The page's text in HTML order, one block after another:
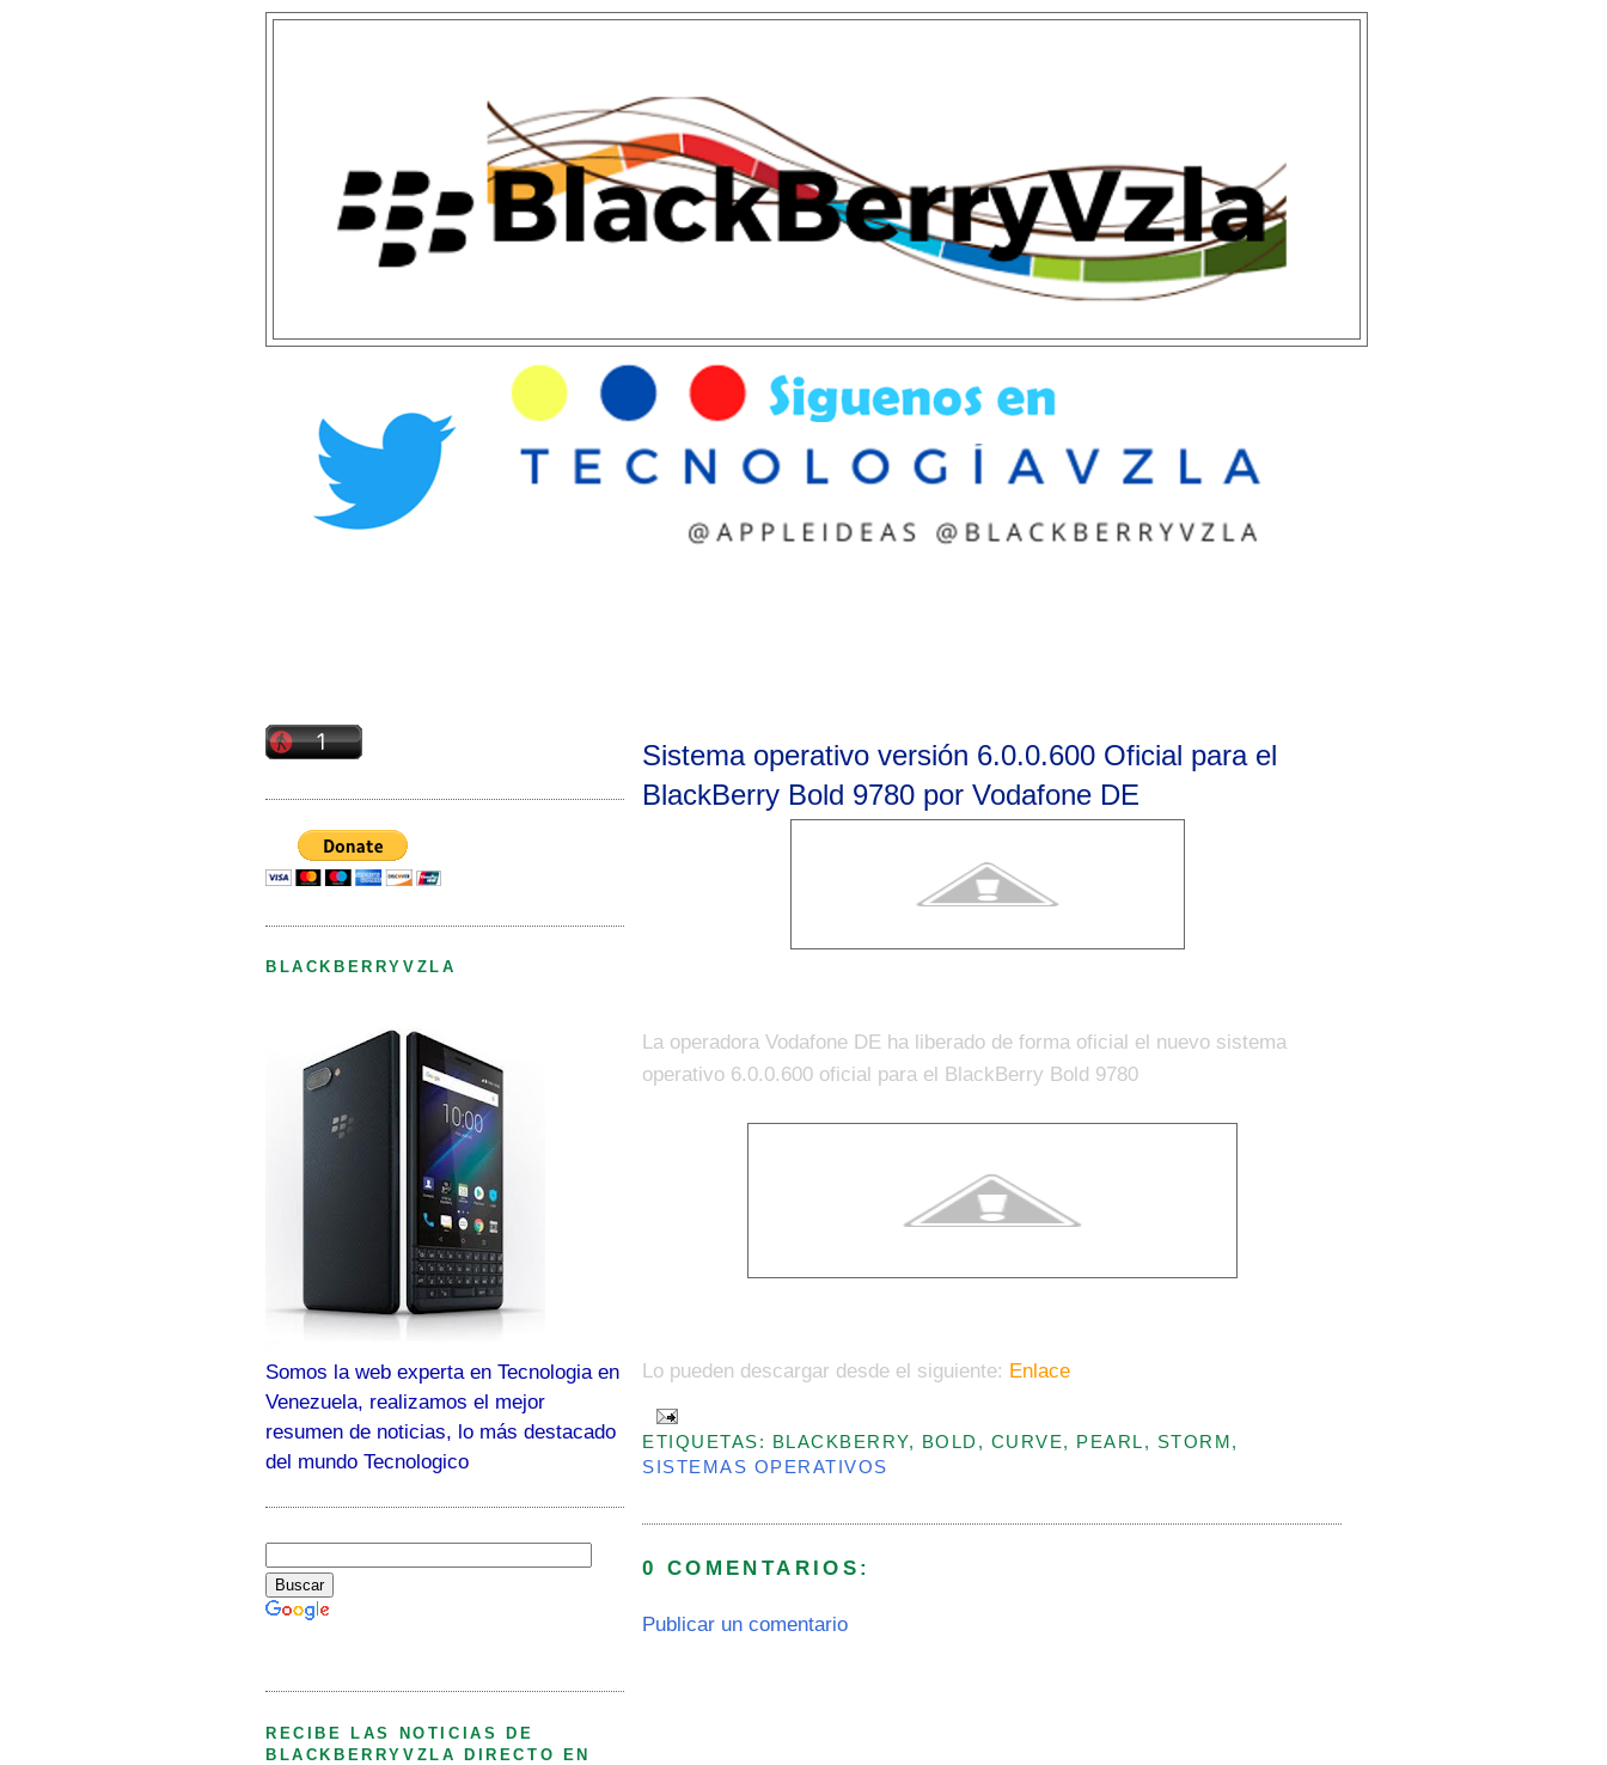
Sistema operativo versión 6.0.0.600 Oficial para el
BlackBerry Bold 9780 por Vodafone DE
La operadora Vodafone DE ha liberado de forma oficial el nuevo sistema
operativo 6.0.0.600 oficial para el BlackBerry Bold 9780
Lo pueden descargar desde el siguiente: Enlace
ETIQUETAS: BLACKBERRY, BOLD, CURVE, PEARL, STORM,
SISTEMAS OPERATIVOS
0 COMENTARIOS:
Publicar un comentario
BLACKBERRYVZLA
Somos la web experta en Tecnologia en
Venezuela, realizamos el mejor
resumen de noticias, lo más destacado
del mundo Tecnologico
RECIBE LAS NOTICIAS DE
BLACKBERRYVZLA DIRECTO EN